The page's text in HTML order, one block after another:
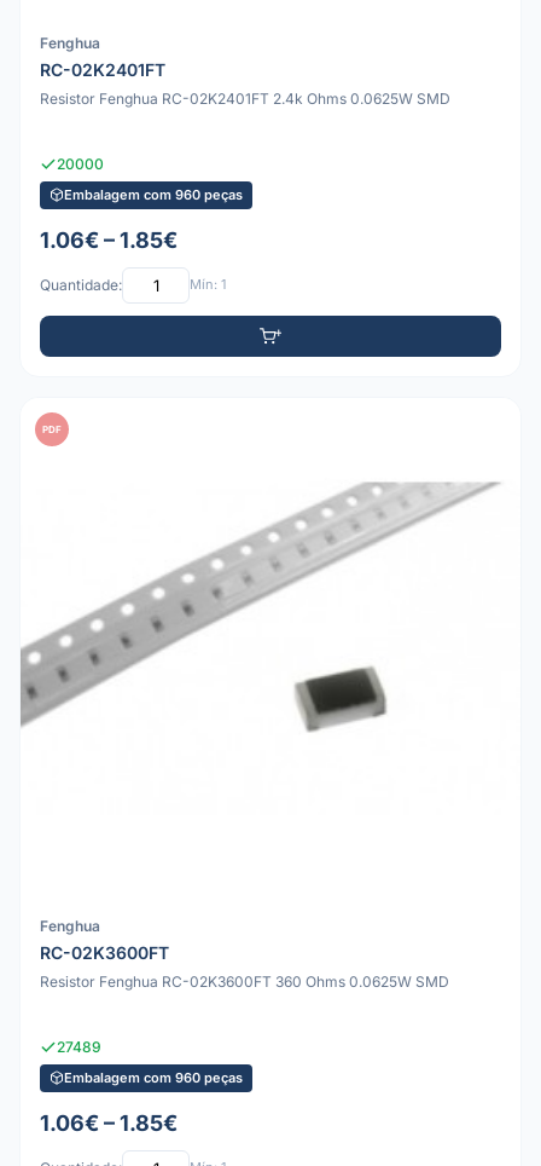
Fenghua
RC-02K2401FT
Resistor Fenghua RC-02K2401FT 2.4k Ohms 0.0625W SMD
20000
Embalagem com 960 peças
1.06€ – 1.85€
Quantidade: Mín: 1
PDF
Fenghua
RC-02K3600FT
Resistor Fenghua RC-02K3600FT 360 Ohms 0.0625W SMD
27489
Embalagem com 960 peças
1.06€ – 1.85€